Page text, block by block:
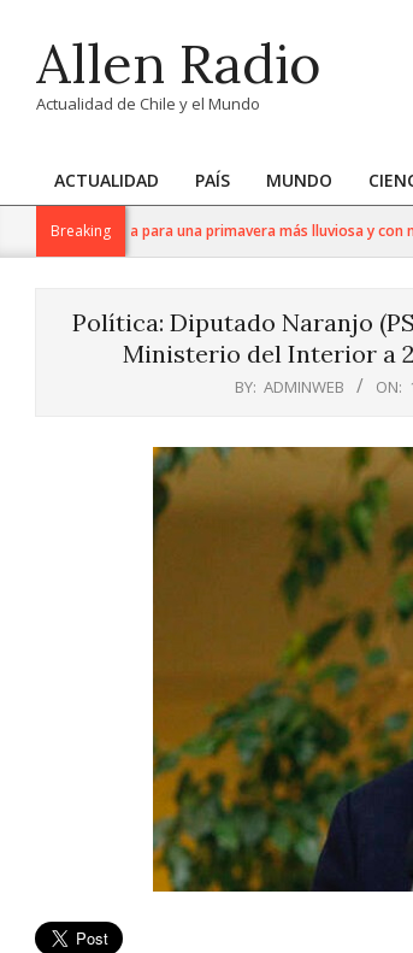
contentAllen Radio
Actualidad de Chile y el Mundo
Primary
Navigation
ACTUALIDAD PAÍS MUNDO
Breaking
se prepara para una primavera más lluviosa y con
Política: Diputado Naranjo
Ministerio del Interior a
BY: ADMINWEB ON: